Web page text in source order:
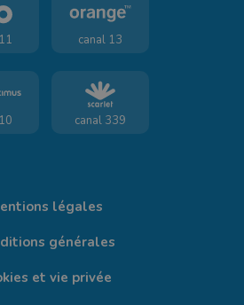
canal 13
canal 339
légales
générales
et vie privée